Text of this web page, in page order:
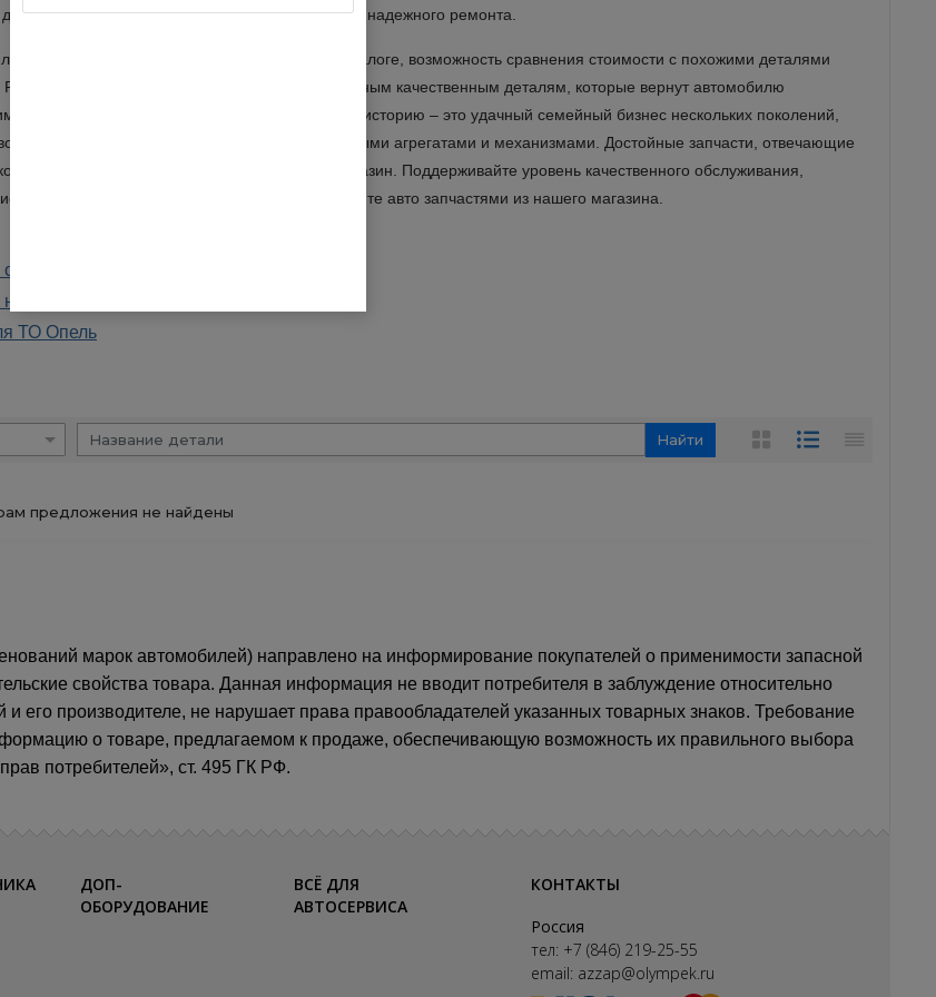
их качественного обслуживания, а также для надежного ремонта.
иной позиции к машине «Опель» можно в каталоге, возможность сравнения стоимости с похожими деталями
Рекомендуем отдавать предпочтение оригинальным качественным деталям, которые вернут автомобилю
Автомобили «Опель» имеют давнюю историю – это удачный семейный бизнес нескольких поколений,
сборки должно поддерживаться исключительными агрегатами и механизмами. Достойные запчасти, отвечающие
производства, предлагает наш интернет-магазин. Поддерживайте уровень качественного обслуживания,
брендовую автохимию и ремонтируйте авто запчастями из нашего магазина.
запчастей по VIN
запчастей
ТО Опель
Найти
предложения не найдены
марок автомобилей) направлено на информирование покупателей о применимости запасной
свойства товара. Данная информация не вводит потребителя в заблуждение относительно
его производителе, не нарушает права правообладателей указанных товарных знаков. Требование
о товаре, предлагаемом к продаже, обеспечивающую возможность их правильного выбора
потребителей», ст. 495 ГК РФ.
ДОП-
ОБОРУДОВАНИЕ
ВСЁ ДЛЯ
АВТОСЕРВИСА
КОНТАКТЫ
Россия
тел: +7 (846) 219-25-55
email: azzap@olympek.ru